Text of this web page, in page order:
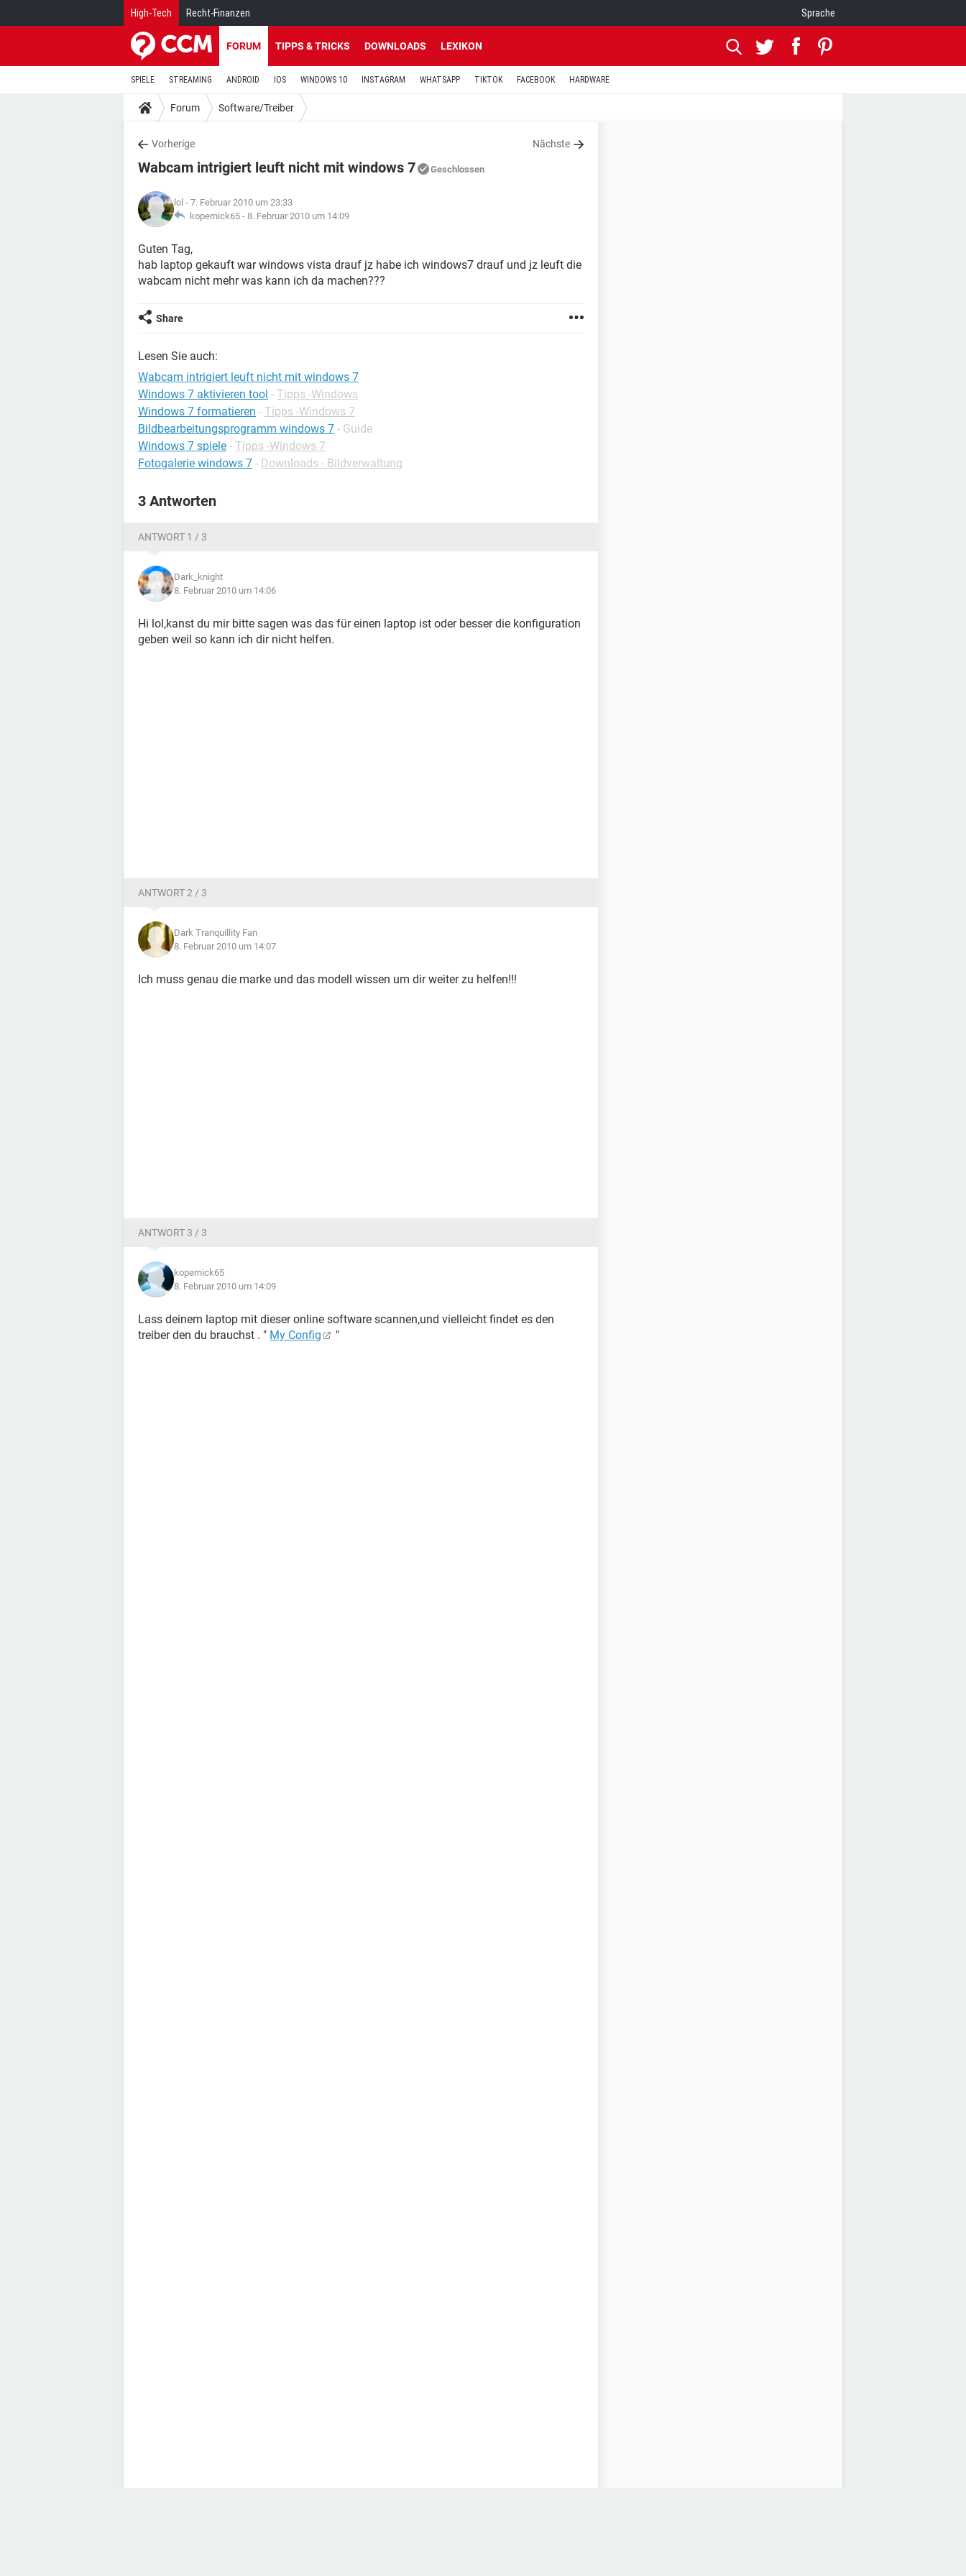
High-Tech Recht-Finanzen Sprache
FORUM TIPPS & TRICKS DOWNLOADS LEXIKON
SPIELE STREAMING ANDROID IOS WINDOWS 10 INSTAGRAM WHATSAPP TIKTOK FACEBOOK HARDWARE
Forum Software/Treiber
Vorherige Nächste
Wabcam intrigiert leuft nicht mit windows 7 Geschlossen
lol - 7. Februar 2010 um 23:33
kopernick65 - 8. Februar 2010 um 14:09
Guten Tag,
hab laptop gekauft war windows vista drauf jz habe ich windows7 drauf und jz leuft die
wabcam nicht mehr was kann ich da machen???
Share
Lesen Sie auch:
Wabcam intrigiert leuft nicht mit windows 7
Windows 7 aktivieren tool - Tipps -Windows
Windows 7 formatieren - Tipps -Windows 7
Bildbearbeitungsprogramm windows 7 - Guide
Windows 7 spiele - Tipps -Windows 7
Fotogalerie windows 7 - Downloads - Bildverwaltung
3 Antworten
ANTWORT 1 / 3
Dark_knight
8. Februar 2010 um 14:06
Hi lol,kanst du mir bitte sagen was das für einen laptop ist oder besser die konfiguration
geben weil so kann ich dir nicht helfen.
ANTWORT 2 / 3
Dark Tranquillity Fan
8. Februar 2010 um 14:07
Ich muss genau die marke und das modell wissen um dir weiter zu helfen!!!
ANTWORT 3 / 3
kopernick65
8. Februar 2010 um 14:09
Lass deinem laptop mit dieser online software scannen,und vielleicht findet es den
treiber den du brauchst . " My Config "